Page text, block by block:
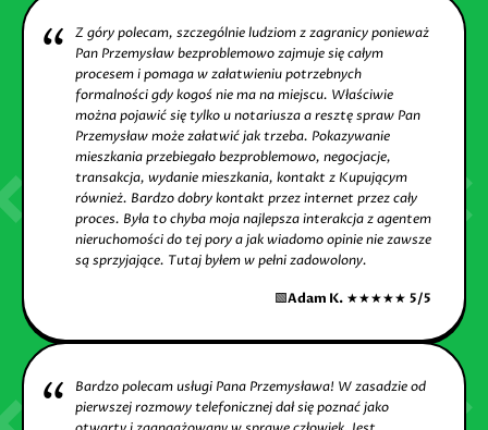
Z góry polecam, szczególnie ludziom z zagranicy ponieważ
Pan Przemysław bezproblemowo zajmuje się całym
procesem i pomaga w załatwieniu potrzebnych
formalności gdy kogoś nie ma na miejscu. Właściwie
można pojawić się tylko u notariusza a resztę spraw Pan
Przemysław może załatwić jak trzeba. Pokazywanie
mieszkania przebiegało bezproblemowo, negocjacje,
transakcja, wydanie mieszkania, kontakt z Kupującym
również. Bardzo dobry kontakt przez internet przez cały
proces. Była to chyba moja najlepsza interakcja z agentem
nieruchomości do tej pory a jak wiadomo opinie nie zawsze
są sprzyjające. Tutaj byłem w pełni zadowolony.
🟩Adam K. ★★★★★ 5/5
Bardzo polecam usługi Pana Przemysława! W zasadzie od
pierwszej rozmowy telefonicznej dał się poznać jako